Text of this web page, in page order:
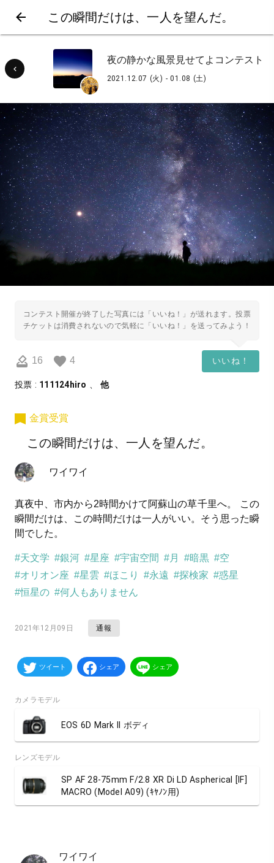
この瞬間だけは、一人を望んだ。
夜の静かな風景見せてよコンテスト
2021.12.07 (火) - 01.08 (土)
コンテスト開催が終了した写真には「いいね！」が送れます。投票
チケットは消費されないので気軽に「いいね！」を送ってみよう！
16 4 いいね！
投票 : 111124hiro 、他
金賞受賞
この瞬間だけは、一人を望んだ。
ワイワイ
真夜中、市内から2時間かけて阿蘇山の草千里へ。 この
瞬間だけは、この時間だけは一人がいい。そう思った瞬
間でした。
#天文学 #銀河 #星座 #宇宙空間 #月 #暗黒 #空
#オリオン座 #星雲 #ほこり #永遠 #探検家 #惑星
#恒星の #何人もありません
2021年12月09日 通報
ツイート シェア シェア
カメラモデル
EOS 6D Mark II ボディ
レンズモデル
SP AF 28-75mm F/2.8 XR Di LD Aspherical [IF]
MACRO (Model A09) (ｷﾔﾉﾝ用)
ワイワイ